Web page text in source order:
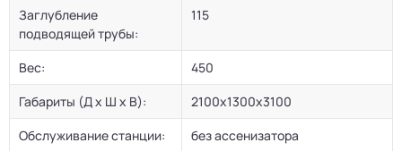
Заглубление
подводящей трубы:
115
Вес:
450
Габариты (Д х Ш х В):
2100х1300х3100
Обслуживание станции:
без ассенизатора